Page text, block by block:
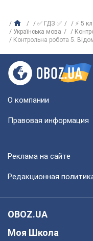
✅ ГДЗ ✅ ⚡ 5
Українська мова
Контрольна робота 5.
О компании
Правовая информация
Реклама на сайте
Редакционная
OBOZ.UA
Моя Школа